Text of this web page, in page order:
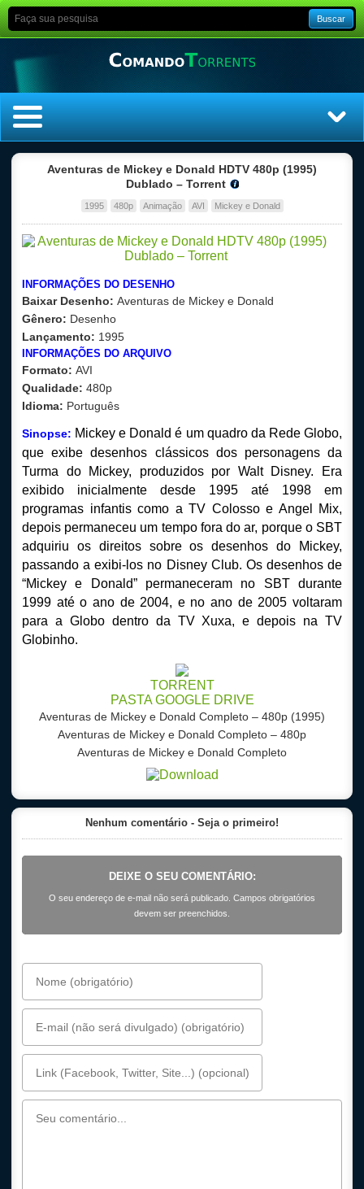
Buscar
Top Séries
Legendado
Aventuras de Mickey e Donald HDTV 480p (1995)
Dublado – Torrent
1995 480p Animação AVI Mickey e Donald
INFORMAÇÕES DO DESENHO
Baixar Desenho: Aventuras de Mickey e Donald
Gênero: Desenho
Lançamento: 1995
INFORMAÇÕES DO ARQUIVO
Formato: AVI
Qualidade: 480p
Idioma: Português
Sinopse: Mickey e Donald é um quadro da Rede Globo,
que exibe desenhos clássicos dos personagens da
Turma do Mickey, produzidos por Walt Disney. Era
exibido inicialmente desde 1995 até 1998 em
programas infantis como a TV Colosso e Angel Mix,
depois permaneceu um tempo fora do ar, porque o SBT
adquiriu os direitos sobre os desenhos do Mickey,
passando a exibi-los no Disney Club. Os desenhos de
“Mickey e Donald” permaneceram no SBT durante
1999 até o ano de 2004, e no ano de 2005 voltaram
para a Globo dentro da TV Xuxa, e depois na TV
Globinho.
TORRENT
PASTA GOOGLE DRIVE
Aventuras de Mickey e Donald Completo – 480p (1995)
Aventuras de Mickey e Donald Completo – 480p
Aventuras de Mickey e Donald Completo
Nenhum comentário - Seja o primeiro!
DEIXE O SEU COMENTÁRIO:
O seu endereço de e-mail não será publicado. Campos obrigatórios
devem ser preenchidos.